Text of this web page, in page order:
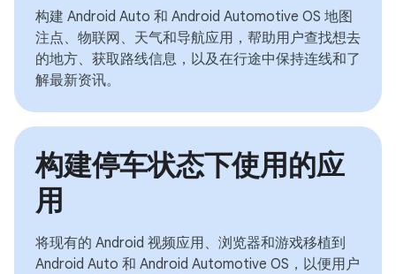
构建 Android Auto 和 Android Automotive OS 地图
注点、物联网、天气和导航应用，帮助用户查找想去
的地方、获取路线信息，以及在行途中保持连线和了
解最新资讯。
构建停车状态下使用的应
用
将现有的 Android 视频应用、浏览器和游戏移植到
Android Auto 和 Android Automotive OS，以便用户